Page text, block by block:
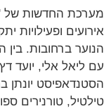
החדשות של "
ופעילויות
ברחובות. בין
אלי, יועד דץ,
יונתן ברק,
טורנירים